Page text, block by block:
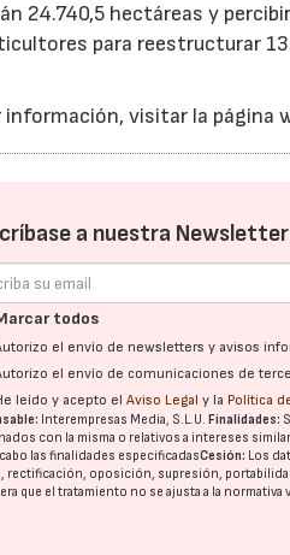
24.740,5 hectáreas y
para reestructurar
información, visitar la página
a nuestra
todos
el envío de newsletters y avisos
el envío de comunicaciones de
leído y acepto elAviso Legal y la Política
Interempresas Media, S.L.U. Finalidades:
con la misma o relativos a intereses
cabo las finalidades especificadasCesión: Los
rectificación, oposición, supresión,
que el tratamiento no se ajusta a la